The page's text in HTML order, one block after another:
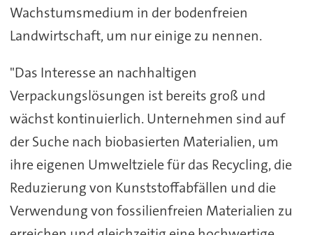
Wachstumsmedium in der bodenfreien
Landwirtschaft, um nur einige zu nennen.
"Das Interesse an nachhaltigen
Verpackungslösungen ist bereits groß und
wächst kontinuierlich. Unternehmen sind auf
der Suche nach biobasierten Materialien, um
ihre eigenen Umweltziele für das Recycling, die
Reduzierung von Kunststoffabfällen und die
Verwendung von fossilienfreien Materialien zu